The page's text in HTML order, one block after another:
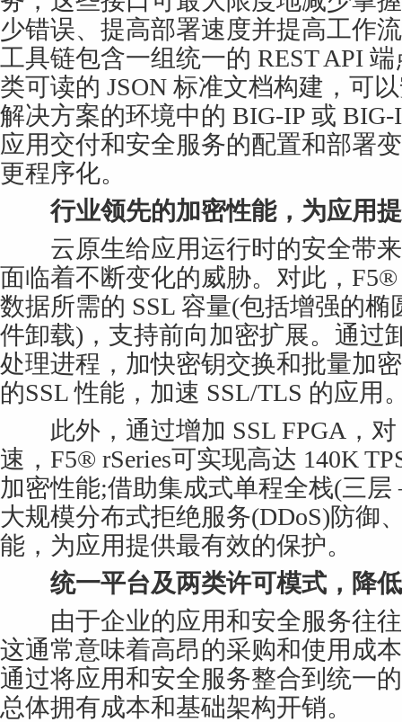
少错误、提高部署速度并提高工作
工具链包含一组统一的 REST API
类可读的 JSON 标准文档构建，可
解决方案的环境中的 BIG-IP 或
应用交付和安全服务的配置和部署
更程序化。
行业领先的加密性能，为应用
云原生给应用运行时的安全带来
面临着不断变化的威胁。对此，F5®
数据所需的 SSL 容量(包括增强的椭
件卸载)，支持前向加密扩展。通过
处理进程，加快密钥交换和批量加
的SSL 性能，加速 SSL/TLS 的应用
此外，通过增加 SSL FPGA，对
速，F5® rSeries可实现高达 140K
加密性能;借助集成式单程全栈(三
大规模分布式拒绝服务(DDoS)防御
能，为应用提供最有效的保护。
统一平台及两类许可模式，降
由于企业的应用和安全服务往往
这通常意味着高昂的采购和使用成
通过将应用和安全服务整合到统一
总体拥有成本和基础架构开销。